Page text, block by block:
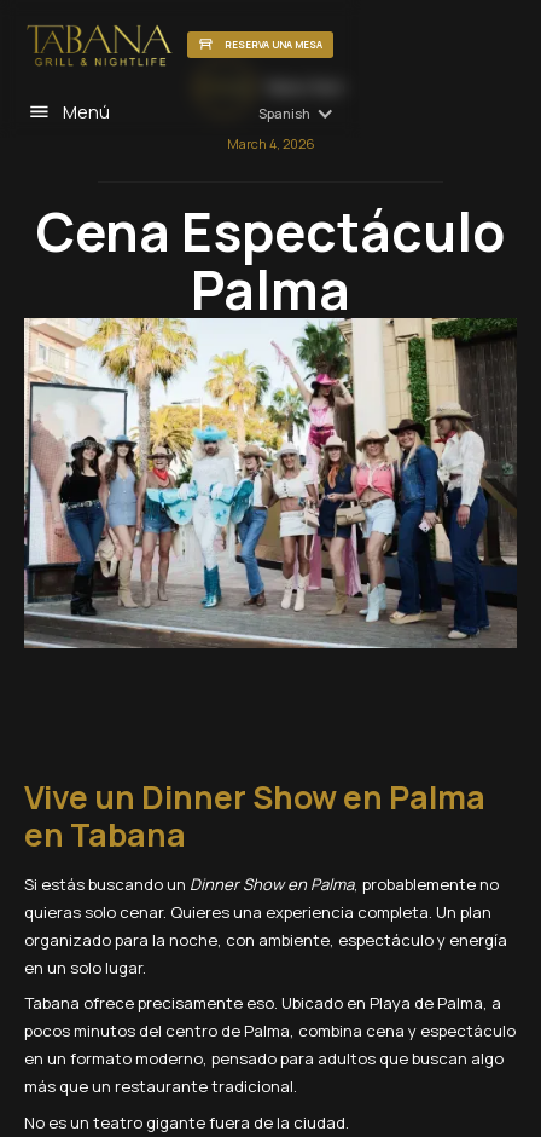
RESERVA UNA MESA
Menú Spanish
March 4, 2026
Cena Espectáculo
Palma
Vive un Dinner Show en Palma
en Tabana
Si estás buscando un Dinner Show en Palma, probablemente no
quieras solo cenar. Quieres una experiencia completa. Un plan
organizado para la noche, con ambiente, espectáculo y energía
en un solo lugar.
Tabana ofrece precisamente eso. Ubicado en Playa de Palma, a
pocos minutos del centro de Palma, combina cena y espectáculo
en un formato moderno, pensado para adultos que buscan algo
más que un restaurante tradicional.
No es un teatro gigante fuera de la ciudad.